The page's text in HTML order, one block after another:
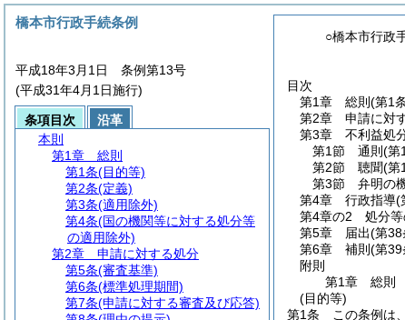
○橋本市行政
目次
第1章
総則 (第1
第2章
申請に対
第3章
不利益処
第1節
通則 (第
第2節
聴聞(第
第3節
弁明の
第4章
行政指導(
第4章の2
処分
第5章
届出(第38
第6章
補則 (第39
附則
第1章
総則
(目的等)
第1条
この条例は
橋本市行政手続条例
平成18年3月1日 条例第13号
(平成31年4月1日施行)
条項目次
沿革
本則
第1章
総則
第1条(目的等)
第2条(定義)
第3条(適用除外)
第4条(国の機関等に対する処分等
の適用除外)
第2章
申請に対する処分
第5条(審査基準)
第6条(標準処理期間)
第7条(申請に対する審査及び応答)